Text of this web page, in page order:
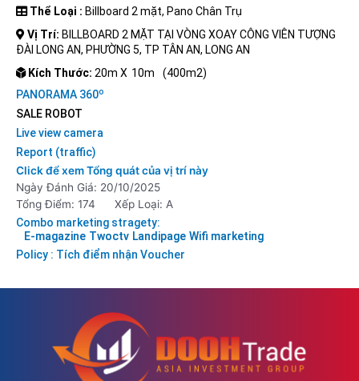
Thể Loại : Billboard 2 mặt, Pano Chân Trụ
Vị Trí: BILLBOARD 2 MẶT TẠI VÒNG XOAY CÔNG VIÊN TƯỢNG
ĐÀI LONG AN, PHƯỜNG 5, TP TÂN AN, LONG AN
Kích Thước: 20m X 10m
(400m2)
PANORAMA 360o
SALE ROBOT
Live view camera
Report (traffic)
Click để xem Tổng quát của vị trí này
Ngày Đánh Giá: 20/10/2025
Tổng Điểm: 174
Xếp Loại: A
Combo marketing stragety:
E-magazine Twoctv Landipage Wifi marketing
Policy : Tích điểm nhận Voucher